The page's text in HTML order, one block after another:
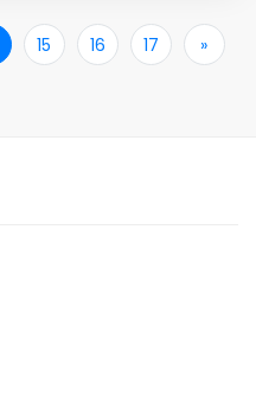
15 16 17 » Son